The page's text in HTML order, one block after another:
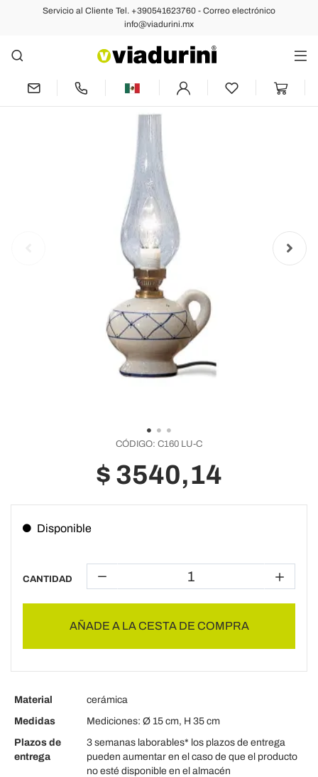
Servicio al Cliente Tel. +390541623760 - Correo electrónico
info@viadurini.mx
Siguiente
Lámpara de mesa rústica decorada
mano de cerámica Ferroluce
CÓDIGO: C160 LU-C
$ 3540,14
Disponible
CANTIDAD
AÑADE A LA CESTA DE COMPRA
Material
cerámica
Medidas
Mediciones: Ø 15 cm, H 35 cm
Plazos de
entrega
3 semanas laborables* los plazos de entrega
pueden aumentar en el caso de que el producto
no esté disponible en el almacén